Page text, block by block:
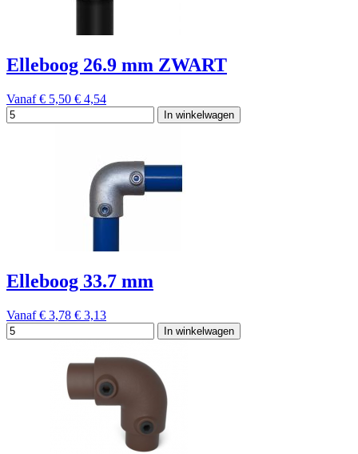
Elleboog 26.9 mm ZWART
Vanaf € 5,50 € 4,54
In winkelwagen
Elleboog 33.7 mm
Vanaf € 3,78 € 3,13
In winkelwagen